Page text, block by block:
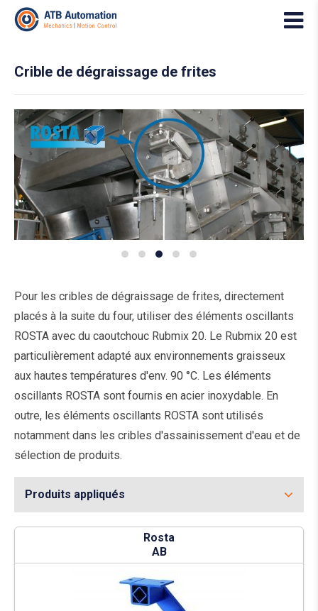
Crible de dégraissage de frites
Pour les cribles de dégraissage de frites, directement
placés à la suite du four, utiliser des éléments oscillants
ROSTA avec du caoutchouc Rubmix 20. Le Rubmix 20 est
particulièrement adapté aux environnements graisseux
aux hautes températures d'env. 90 °C. Les éléments
oscillants ROSTA sont fournis en acier inoxydable. En
outre, les éléments oscillants ROSTA sont utilisés
notamment dans les cribles d'assainissement d'eau et de
sélection de produits.
Produits appliqués
Rosta
AB